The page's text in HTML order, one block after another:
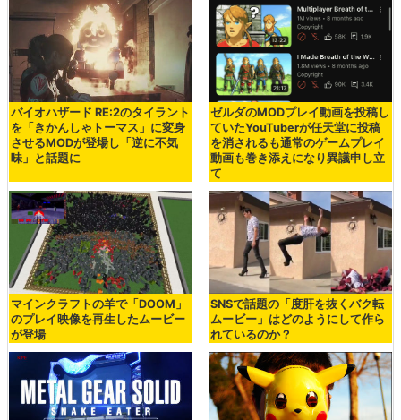
バイオハザード RE:2のタイラント
を「きかんしゃトーマス」に変身
させるMODが登場し「逆に不気
味」と話題に
ゼルダのMODプレイ動画を投稿し
ていたYouTuberが任天堂に投稿
を消されるも通常のゲームプレイ
動画も巻き添えになり異議申し立
て
マインクラフトの羊で「DOOM」
のプレイ映像を再生したムービー
が登場
SNSで話題の「度肝を抜くバク転
ムービー」はどのようにして作ら
れているのか？